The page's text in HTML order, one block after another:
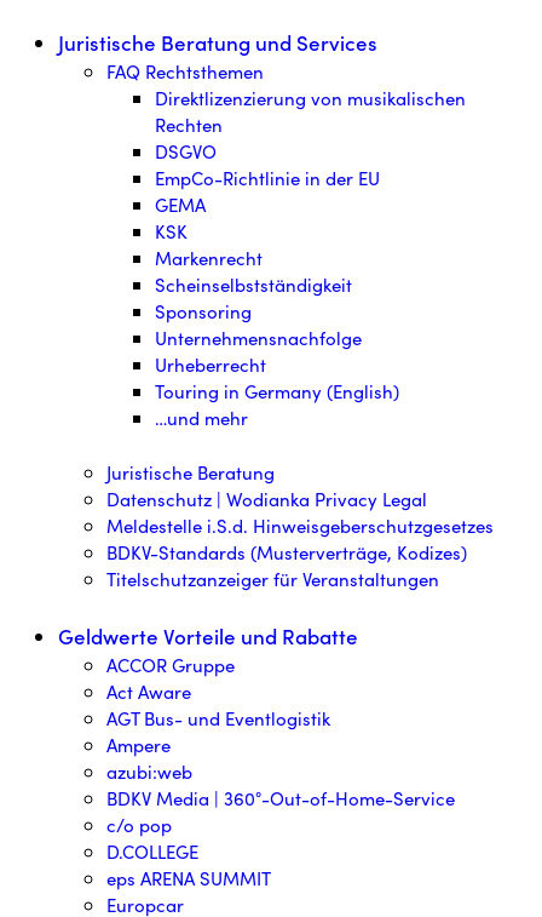
Juristische Beratung und Services
FAQ Rechtsthemen
Direktlizenzierung von musikalischen
Rechten
DSGVO
EmpCo-Richtlinie in der EU
GEMA
KSK
Markenrecht
Scheinselbstständigkeit
Sponsoring
Unternehmensnachfolge
Urheberrecht
Touring in Germany (English)
…und mehr
Juristische Beratung
Datenschutz | Wodianka Privacy Legal
Meldestelle i.S.d. Hinweisgeberschutzgesetzes
BDKV-Standards (Musterverträge, Kodizes)
Titelschutzanzeiger für Veranstaltungen
Geldwerte Vorteile und Rabatte
ACCOR Gruppe
Act Aware
AGT Bus- und Eventlogistik
Ampere
azubi:web
BDKV Media | 360°-Out-of-Home-Service
c/o pop
D.COLLEGE
eps ARENA SUMMIT
Europcar